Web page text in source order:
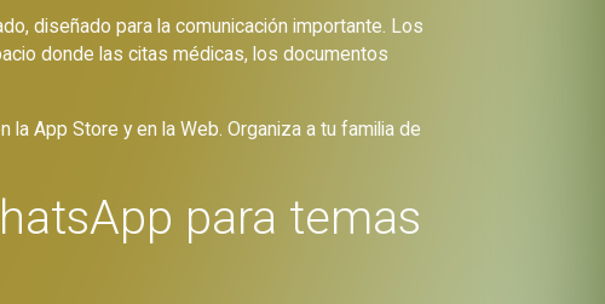
diseñado para la comunicación importante. Los
donde las citas médicas, los documentos
App Store y en la Web. Organiza a tu familia de
para temas